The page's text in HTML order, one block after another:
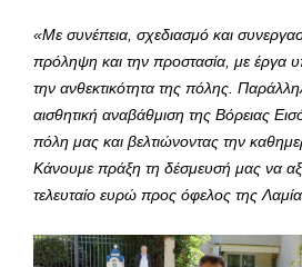
«Με συνέπεια, σχεδιασμό και
πρόληψη και την προστασία, με έργα
την ανθεκτικότητα της πόλης.
αισθητική αναβάθμιση της Βόρειας
πόλη μας και βελτιώνοντας την
Κάνουμε πράξη τη δέσμευσή μας να
τελευταίο ευρώ προς όφελος της